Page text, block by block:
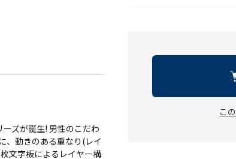
ズが誕生! 男性のこだわ
、動きのある重なり(レイ
文字板によるレイヤー構
こ